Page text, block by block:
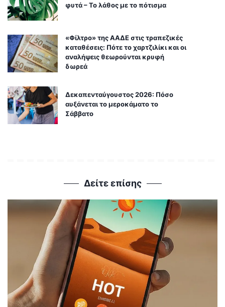
φυτά – Το λάθος με το πότισμα
«Φίλτρο» της ΑΑΔΕ στις τραπεζικές
καταθέσεις: Πότε το χαρτζιλίκι και οι
αναλήψεις θεωρούνται κρυφή
δωρεά
Δεκαπενταύγουστος 2026: Πόσο
αυξάνεται το μεροκάματο το
Σάββατο
Δείτε επίσης